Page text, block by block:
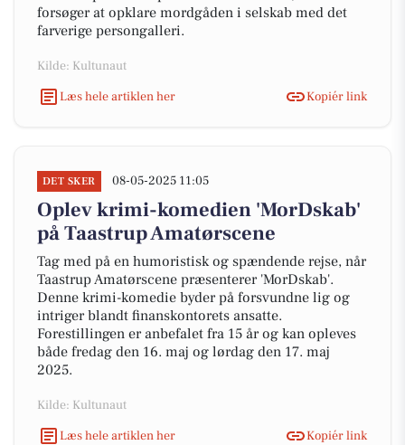
forsøger at opklare mordgåden i selskab med det
farverige persongalleri.
Kilde: Kultunaut
Læs hele artiklen her
Kopiér link
DET SKER 08-05-2025 11:05
Oplev krimi-komedien 'MorDskab'
på Taastrup Amatørscene
Tag med på en humoristisk og spændende rejse, når
Taastrup Amatørscene præsenterer 'MorDskab'.
Denne krimi-komedie byder på forsvundne lig og
intriger blandt finanskontorets ansatte.
Forestillingen er anbefalet fra 15 år og kan opleves
både fredag den 16. maj og lørdag den 17. maj
2025.
Kilde: Kultunaut
Læs hele artiklen her
Kopiér link